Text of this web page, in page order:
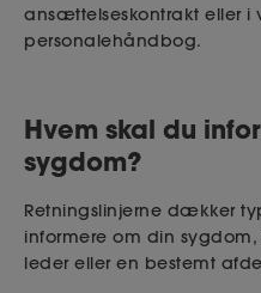
ansættelseskontrakt eller i
personalehåndbog.
Hvem skal du
sygdom?
Retningslinjerne dækker
informere om din
leder eller en bestemt